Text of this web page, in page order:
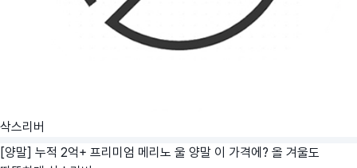
삭스리버
[양말] 누적 2억+ 프리미엄 메리노 울 양말 이 가격에? 올 겨울도